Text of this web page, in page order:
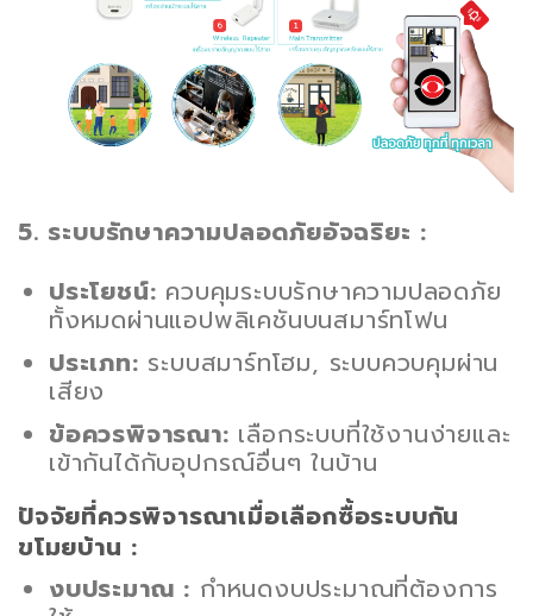
5. ระบบรักษาความปลอดภัยอัจฉริยะ :
ประโยชน์: ควบคุมระบบรักษาความปลอดภัย
ทั้งหมดผ่านแอปพลิเคชันบนสมาร์ทโฟน
ประเภท: ระบบสมาร์ทโฮม, ระบบควบคุมผ่าน
เสียง
ข้อควรพิจารณา: เลือกระบบที่ใช้งานง่ายและ
เข้ากันได้กับอุปกรณ์อื่นๆ ในบ้าน
ปัจจัยที่ควรพิจารณาเมื่อเลือกซื้อระบบกัน
ขโมยบ้าน :
งบประมาณ : กำหนดงบประมาณที่ต้องการ